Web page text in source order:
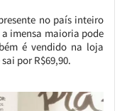
no país inteiro
imensa maioria pode
é vendido na loja
por R$69,90.